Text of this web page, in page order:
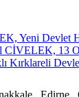
Yeni Devlet
CİVELEK, 13
Kırklareli